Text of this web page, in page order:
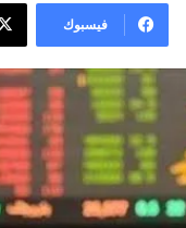
فيسبوك